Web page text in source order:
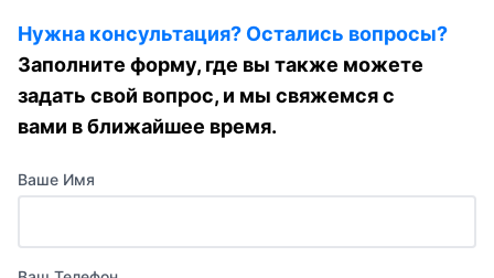
Нужна консультация? Остались вопросы?
Заполните форму, где вы также можете
задать свой вопрос, и мы свяжемся с
вами в ближайшее время.
Ваше Имя